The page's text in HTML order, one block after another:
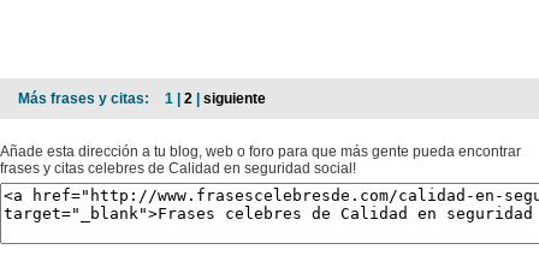
Más frases y citas: 1 | 2 | siguiente
Añade esta dirección a tu blog, web o foro para que más gente pueda encontrar
frases y citas celebres de Calidad en seguridad social!